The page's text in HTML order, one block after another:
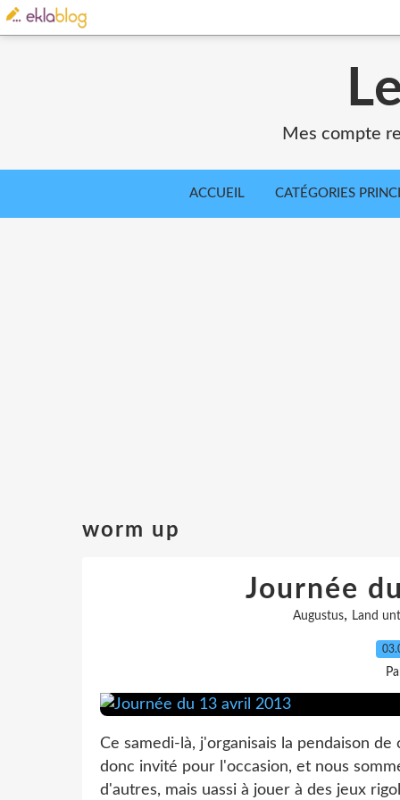
Mes compte
ACCUEIL CATÉGORIES
worm up
Journée
Augustus, Land
Ce samedi-là, j'organisais la pendaison
donc invité pour l'occasion, et nous
d'autres, mais uassi à jouer à des jeux